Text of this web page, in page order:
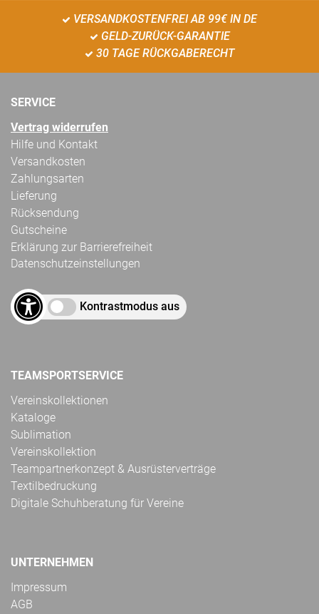
VERSANDKOSTENFREI AB 99€ IN DE
GELD-ZURÜCK-GARANTIE
30 TAGE RÜCKGABERECHT
SERVICE
Vertrag widerrufen
Hilfe und Kontakt
Versandkosten
Zahlungsarten
Lieferung
Rücksendung
Gutscheine
Erklärung zur Barrierefreiheit
Datenschutzeinstellungen
Kontrastmodus aus
TEAMSPORTSERVICE
Vereinskollektionen
Kataloge
Sublimation
Vereinskollektion
Teampartnerkonzept & Ausrüsterverträge
Textilbedruckung
Digitale Schuhberatung für Vereine
UNTERNEHMEN
Impressum
AGB